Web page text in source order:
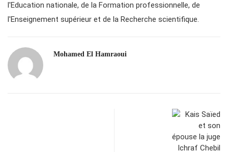
l'Education nationale, de la Formation professionnelle, de
l'Enseignement supérieur et de la Recherche scientifique.
Mohamed El Hamraoui